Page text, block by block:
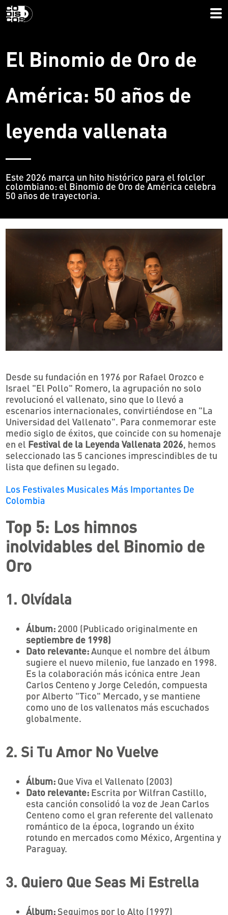
El Binomio de Oro de
América: 50 años de
leyenda vallenata
Este 2026 marca un hito histórico para el folclor
colombiano: el Binomio de Oro de América celebra
50 años de trayectoria.
Desde su fundación en 1976 por Rafael Orozco e
Israel "El Pollo" Romero, la agrupación no solo
revolucionó el vallenato, sino que lo llevó a
escenarios internacionales, convirtiéndose en "La
Universidad del Vallenato". Para conmemorar este
medio siglo de éxitos, que coincide con su homenaje
en el Festival de la Leyenda Vallenata 2026, hemos
seleccionado las 5 canciones imprescindibles de tu
lista que definen su legado.
Los Festivales Musicales Más Importantes De
Colombia
Top 5: Los himnos
inolvidables del Binomio de
Oro
1. Olvídala
Álbum: 2000 (Publicado originalmente en
septiembre de 1998)
Dato relevante:Aunque el nombre del álbum
sugiere el nuevo milenio, fue lanzado en 1998.
Es la colaboración más icónica entre Jean
Carlos Centeno y Jorge Celedón, compuesta
por Alberto "Tico" Mercado, y se mantiene
como uno de los vallenatos más escuchados
globalmente.
2. Si Tu Amor No Vuelve
Álbum: Que Viva el Vallenato (2003)
Dato relevante: Escrita por Wilfran Castillo,
esta canción consolidó la voz de Jean Carlos
Centeno como el gran referente del vallenato
romántico de la época, logrando un éxito
rotundo en mercados como México, Argentina y
Paraguay.
3. Quiero Que Seas Mi Estrella
Álbum:Seguimos por lo Alto (1997)